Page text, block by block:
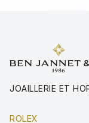
JOAILLERIE ET
ROLEX